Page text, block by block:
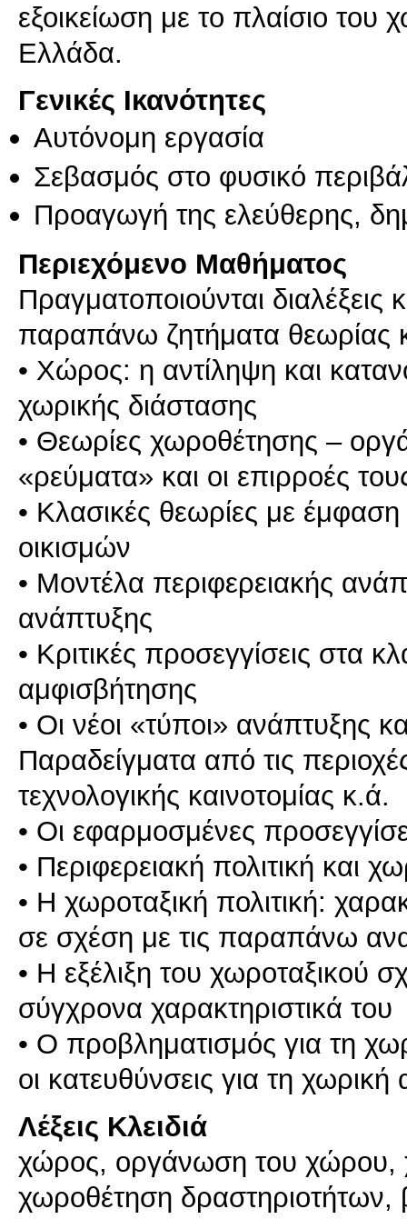
εξοικείωση με το πλαίσιο του
Ελλάδα.
Γενικές Ικανότητες
Αυτόνομη εργασία
Σεβασμός στο φυσικό
Προαγωγή της ελεύθερης,
Περιεχόμενο Μαθήματος
Πραγματοποιούνται διαλέξεις
παραπάνω ζητήματα θεωρίας
• Χώρος: η αντίληψη και
χωρικής διάστασης
• Θεωρίες χωροθέτησης –
«ρεύματα» και οι επιρροές
• Κλασικές θεωρίες με
οικισμών
• Μοντέλα περιφερειακής
ανάπτυξης
• Κριτικές προσεγγίσεις στα
αμφισβήτησης
• Οι νέοι «τύποι» ανάπτυξης
Παραδείγματα από τις
τεχνολογικής καινοτομίας κ.ά.
• Οι εφαρμοσμένες
• Περιφερειακή πολιτική και
• Η χωροταξική πολιτική:
σε σχέση με τις παραπάνω
• Η εξέλιξη του χωροταξικού
σύγχρονα χαρακτηριστικά του
• Ο προβληματισμός για τη
Λέξεις Κλειδιά
χώρος, οργάνωση του χώρου,
χωροθέτηση δραστηριοτήτων,